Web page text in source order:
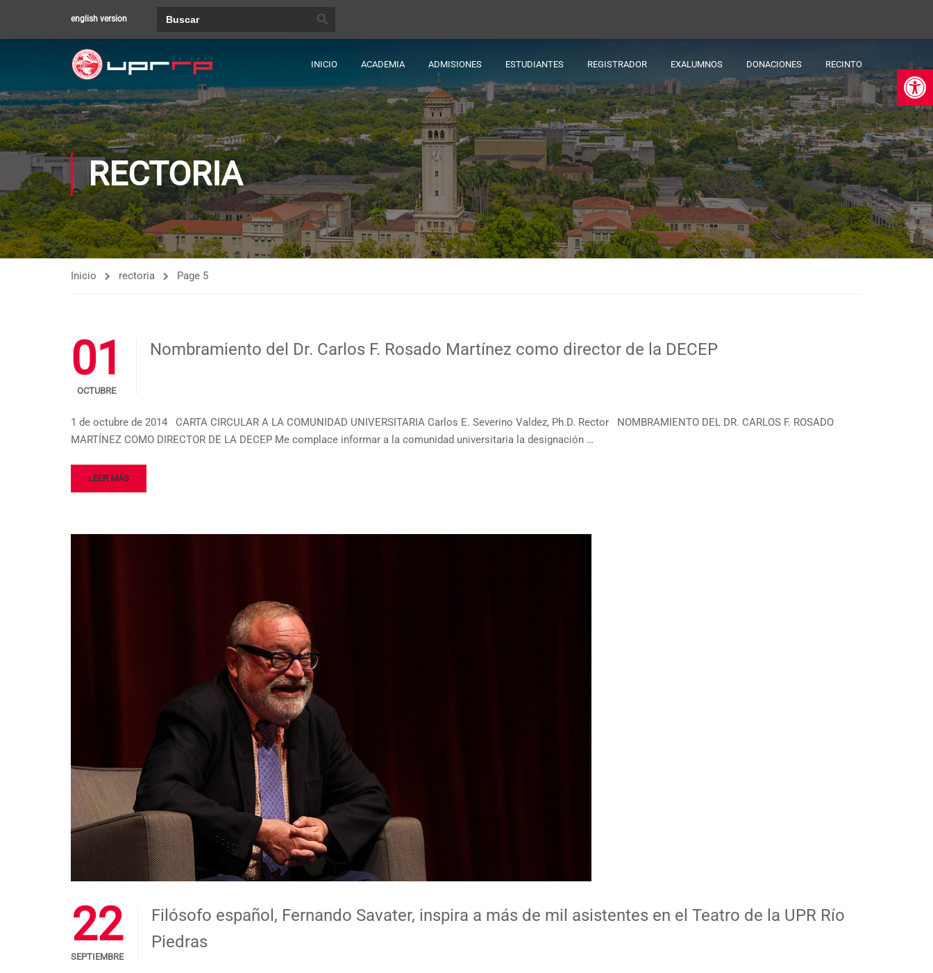
english version
INICIO ACADEMIA ADMISIONES ESTUDIANTES REGISTRADOR EXALUMNOS DONACIONES RECINTO
RECTORIA
Inicio rectoria Page 5
01
OCTUBRE
Nombramiento del Dr. Carlos F. Rosado Martínez como director de la DECEP
1 de octubre de 2014 CARTA CIRCULAR A LA COMUNIDAD UNIVERSITARIA Carlos E. Severino Valdez, Ph.D. Rector NOMBRAMIENTO DEL DR. CARLOS F. ROSADO
MARTÍNEZ COMO DIRECTOR DE LA DECEP Me complace informar a la comunidad universitaria la designación …
LEER MÁS
22
SEPTIEMBRE
Filósofo español, Fernando Savater, inspira a más de mil asistentes en el Teatro de la UPR Río
Piedras